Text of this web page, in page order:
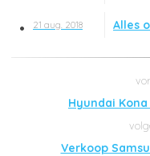
21 aug. 2018 Alles
Hyundai
Verkoop